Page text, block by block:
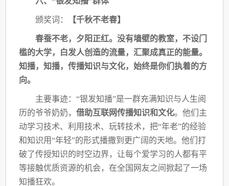
颁奖词： 【千秋不老春】
春蚕不老，夕阳正红。没有墙壁的教室，不设门
槛的大学，白发人创造的流量，汇聚成真正的能量。
知播，知播，传播知识与文化，始终是你们执着的方
向。
主要事迹：“银发知播”是一群充满知识与人生阅
历的爷爷奶奶，借助互联网传播知识和文化。他们主
动学习技术、利用技术、玩转技术，把“年老”的经验
和知识用“年轻”的形式播撒到更广阔的天地。他们打
破了传授知识的时空边界，让每个爱学习的人都有平
等接触优质资源的机会，在全国网友之间掀起了一场
知播狂欢。